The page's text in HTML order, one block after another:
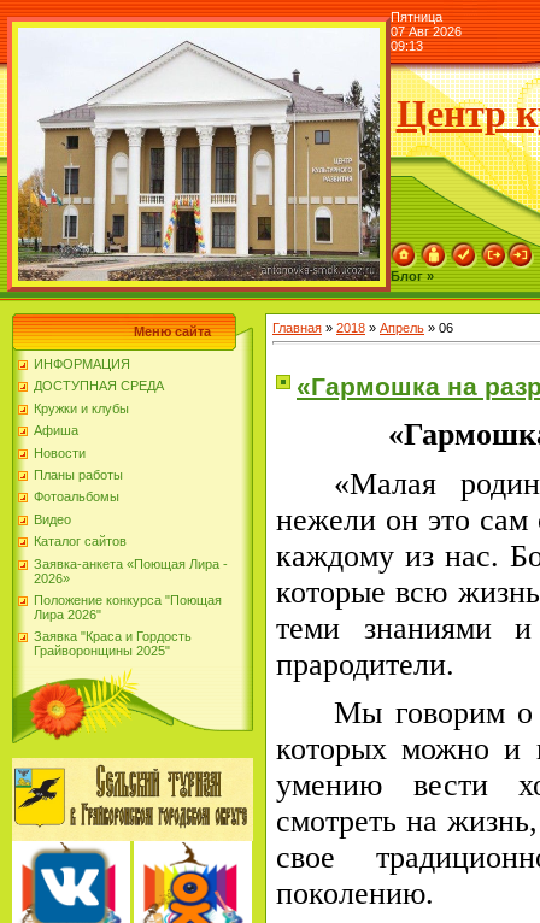
Пятница
07 Авг 2026
09:13
Центр
Блог »
Меню сайта
ИНФОРМАЦИЯ
ДОСТУПНАЯ СРЕДА
Кружки и клубы
Афиша
Новости
Планы работы
Фотоальбомы
Видео
Каталог сайтов
Заявка-анкета «Поющая Лира -
2026»
Положение конкурса "Поющая
Лира 2026"
Заявка "Краса и Гордость
Грайворонщины 2025"
Главная » 2018 » Апрель » 06
«Гармошка на
«Малая
нежели он это сам
каждому из нас.
которые всю
теми знаниями
прародители.
Мы говорим о
которых можно и
умению вести
смотреть на
свое
поколению.